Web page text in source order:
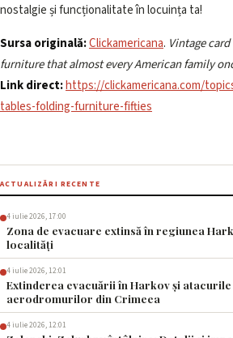
nostalgie și funcționalitate în locuința ta!
Sursa originală:Clickamericana. Vintage
furniture that almost every American family
Link direct:https://clickamericana.com/
tables-folding-furniture-fifties
ACTUALIZĂRI RECENTE
4 iulie 2026, 17:00
Zona de evacuare extinsă în regiunea
localități
4 iulie 2026, 12:01
Extinderea evacuării în Harkov și atacurile
aerodromurilor din Crimeea
4 iulie 2026, 12:01